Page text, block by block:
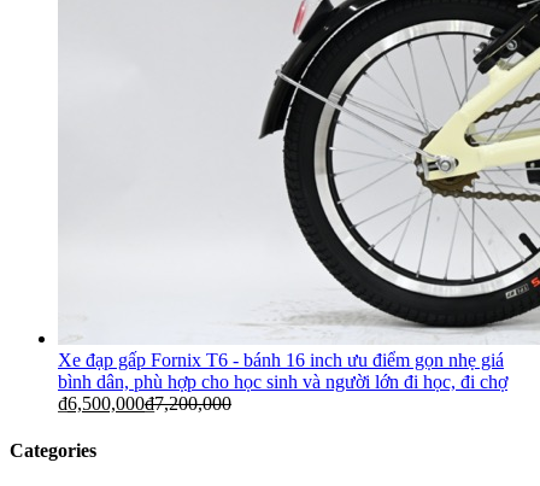
Xe đạp gấp Fornix T6 - bánh 16 inch ưu điểm gọn nhẹ giá
bình dân, phù hợp cho học sinh và người lớn đi học, đi chợ
₫6,500,000₫7,200,000
Categories